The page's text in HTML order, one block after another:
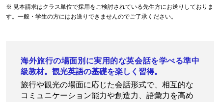
※ 見本請求はクラス単位で採用をご検討されている先生方にお送りしておりま
す。一般・学生の方にはお送りできませんのでご了承ください。
海外旅行の場面別に実用的な英会話を学べる準中
級教材。観光英語の基礎を楽しく習得。
旅行や観光の場面に応じた会話形式で、相互的な
コミュニケーション能力や創造力、語彙力を高め